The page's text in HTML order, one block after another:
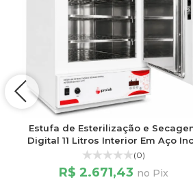
Estufa de Esterilização e
Digital 11 Litros Interior Em Aço
(0)
R$ 2.671,43 no Pix